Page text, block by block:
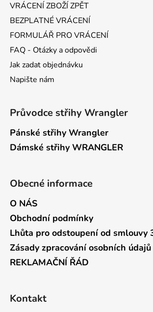
VRÁCENÍ ZBOŽÍ ZPĚT
BEZPLATNÉ VRÁCENÍ
FORMULÁŘ PRO VRÁCENÍ
FAQ - Otázky a odpovědi
Jak zadat objednávku
Napište nám
Průvodce střihy Wrangler
Pánské střihy Wrangler
Dámské střihy WRANGLER
Obecné informace
O NÁS
Obchodní podmínky
Lhůta pro odstoupení od smlouvy
Zásady zpracování osobních údajů
REKLAMAČNÍ ŘÁD
Kontakt